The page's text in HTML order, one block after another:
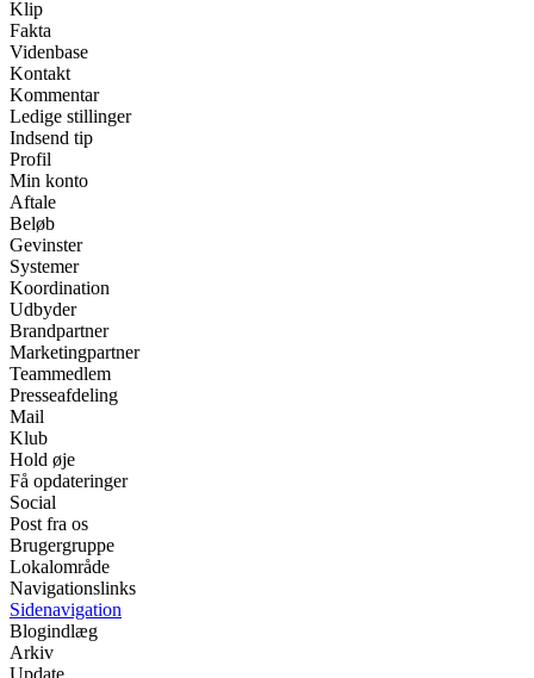
Klip
Fakta
Videnbase
Kontakt
Kommentar
Ledige stillinger
Indsend tip
Profil
Min konto
Aftale
Beløb
Gevinster
Systemer
Koordination
Udbyder
Brandpartner
Marketingpartner
Teammedlem
Presseafdeling
Mail
Klub
Hold øje
Få opdateringer
Social
Post fra os
Brugergruppe
Lokalområde
Navigationslinks
Sidenavigation
Blogindlæg
Arkiv